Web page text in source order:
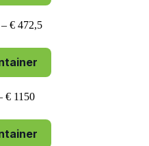
– € 472,5
€ 1150